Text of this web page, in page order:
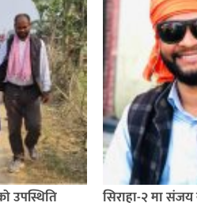
उपस्थिति
सिराहा-२ मा